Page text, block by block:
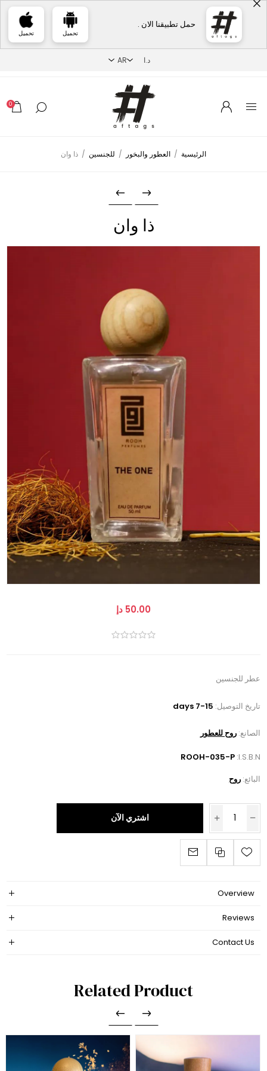
حمل تطبيقنا الان .
تحميل تحميل
0
الرئيسية / العطور والبخور / للجنسين / ذا وان
ذا وان
50.00 دإ
عطر للجنسين
تاريخ التوصيل: 7-15 days
الصانع: روح للعطور
I.S.B.N:
ROOH-035-P
البائع: روح
اشتري الآن
Overview
Reviews
Contact Us
Related Product